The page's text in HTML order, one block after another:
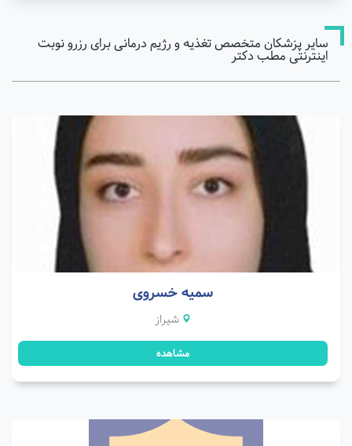
سایر پزشکان متخصص تغذیه و رژیم درمانی برای رزرو نوبت
اینترنتی مطب دکتر
سمیه خسروی
شیراز
مشاهده